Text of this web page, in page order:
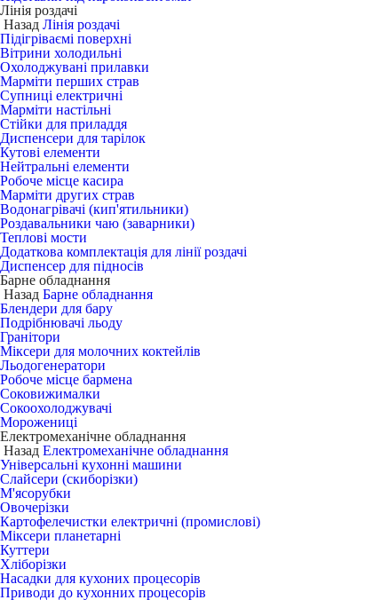
Лінія роздачі
Назад Лінія роздачі
Підігріваємі поверхні
Вітрини холодильні
Охолоджувані прилавки
Марміти перших страв
Супниці електричні
Марміти настільні
Стійки для приладдя
Диспенсери для тарілок
Кутові елементи
Нейтральні елементи
Робоче місце касира
Марміти других страв
Водонагрівачі (кип'ятильники)
Роздавальники чаю (заварники)
Теплові мости
Додаткова комплектація для лінії роздачі
Диспенсер для підносів
Барне обладнання
Назад Барне обладнання
Блендери для бару
Подрібнювачі льоду
Гранітори
Міксери для молочних коктейлів
Льодогенератори
Робоче місце бармена
Соковижималки
Сокоохолоджувачі
Морожениці
Електромеханічне обладнання
Назад Електромеханічне обладнання
Універсальні кухонні машини
Слайсери (скиборізки)
М'ясорубки
Овочерізки
Картофелечистки електричні (промислові)
Міксери планетарні
Куттери
Хліборізки
Насадки для кухоних процесорів
Приводи до кухонних процесорів